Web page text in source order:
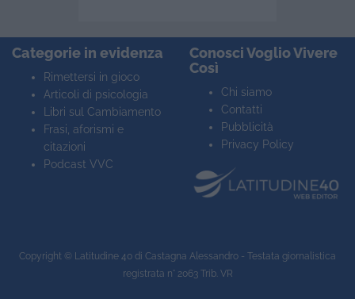
Categorie in evidenza
Rimettersi in gioco
Articoli di psicologia
Libri sul Cambiamento
Frasi, aforismi e
citazioni
Podcast VVC
Conosci Voglio Vivere
Così
Chi siamo
Contatti
Pubblicità
Privacy Policy
Copyright © Latitudine 40 di Castagna Alessandro - Testata giornalistica
registrata n° 2063 Trib. VR